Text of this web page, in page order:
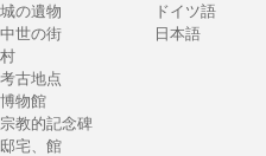
城の遺物
中世の街
村
考古地点
博物館
宗教的記念碑
邸宅、館
ドイツ語
日本語